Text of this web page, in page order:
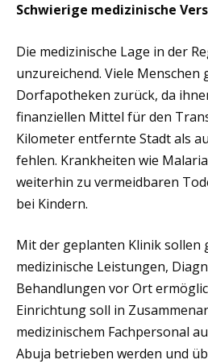
Schwierige medizinische
Die medizinische Lage in der
unzureichend. Viele Menschen
Dorfapotheken zurück, da
finanziellen Mittel für den
Kilometer entfernte Stadt als
fehlen. Krankheiten wie
weiterhin zu vermeidbaren
bei Kindern.
Mit der geplanten Klinik sollen
medizinische Leistungen,
Behandlungen vor Ort
Einrichtung soll in
medizinischem Fachpersonal
Abuja betrieben werden und